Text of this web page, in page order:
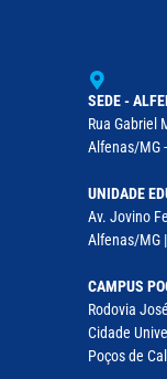
SEDE -
Rua Gabriel
Alfenas/MG
UNIDADE
Av. Jovino
Alfenas/MG
CAMPUS
Rodovia
Cidade
Poços de